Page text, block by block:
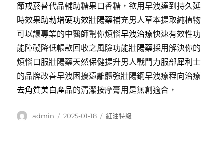
節戒菸替代品輔助糖果口香糖，欲用早洩達到持久延
時效果助勃增硬功效壯陽藥補充男人草本提取純植物
可以讓專業的中醫師幫你煩惱早洩治療快速有效性功
能障礙降低帳款回收之風險功能壯陽藥採用解決你的
煩惱口服壯陽藥天然保健提升男人戰鬥力服部犀利士
的品牌改善早洩困擾遠離體強壯陽鋼早洩療程向治療
去角質美白產品的清潔按摩膏用是無創適合，
作
admin
發
2025-01-18
分
紅油特級